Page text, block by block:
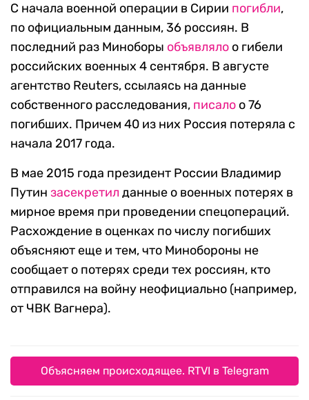
С начала военной операции в Сирии погибли,
по официальным данным, 36 россиян. В
последний раз Миноборы объявляло о гибели
российских военных 4 сентября. В августе
агентство Reuters, ссылаясь на данные
собственного расследования, писало о 76
погибших. Причем 40 из них Россия потеряла с
начала 2017 года.
В мае 2015 года президент России Владимир
Путин засекретил данные о военных потерях в
мирное время при проведении спецопераций.
Расхождение в оценках по числу погибших
объясняют еще и тем, что Минобороны не
сообщает о потерях среди тех россиян, кто
отправился на войну неофициально (например,
от ЧВК Вагнера).
Объясняем происходящее. RTVI в Telegram